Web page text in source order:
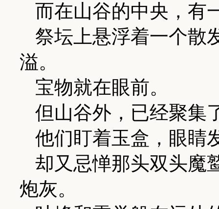
而在山谷的中央，有
祭坛上悬浮着一个散
溢。
宝物就在眼前。
但山谷外，已经聚集
他们盯着玉盒，眼睛
却又忌惮那头双头魔
炮灰。